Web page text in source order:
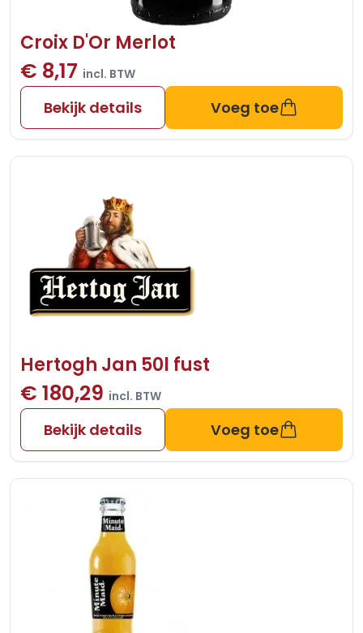
Croix D'Or Merlot
€ 8,17 incl. BTW
Bekijk details Voeg toe
Hertogh Jan 50l fust
€ 180,29 incl. BTW
Bekijk details Voeg toe